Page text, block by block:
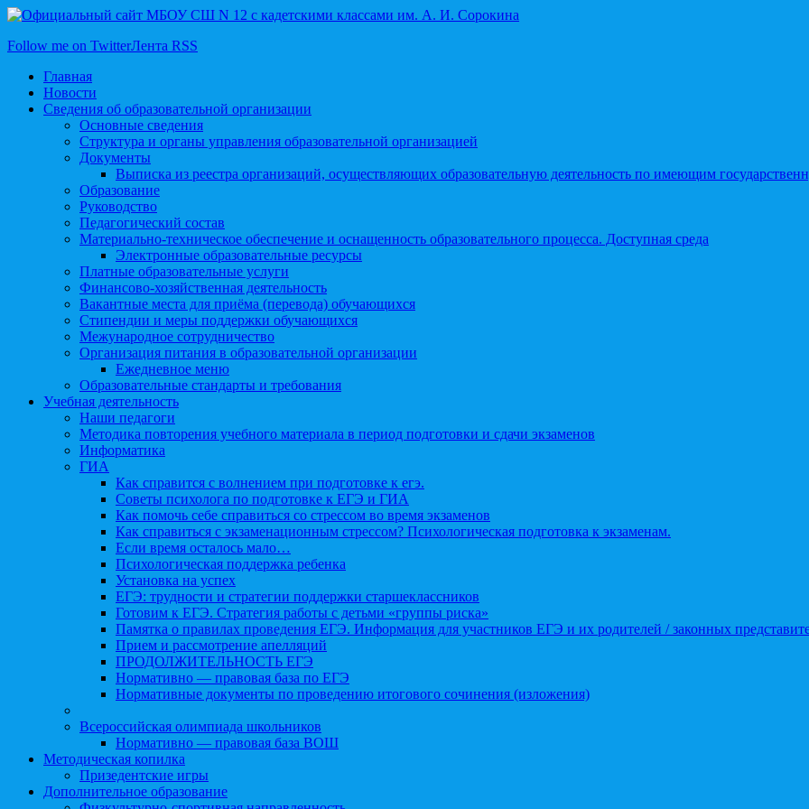
Follow me on TwitterЛента RSS
Главная
Новости
Сведения об образовательной организации
Основные сведения
Структура и органы управления образовательной организацией
Документы
Выписка из реестра организаций, осуществляющих образовательную деятельность по имеющим
Образование
Руководство
Педагогический состав
Материально-техническое обеспечение и оснащенность образовательного процесса. Доступная среда
Электронные образовательные ресурсы
Платные образовательные услуги
Финансово-хозяйственная деятельность
Вакантные места для приёма (перевода) обучающихся
Стипендии и меры поддержки обучающихся
Межународное сотрудничество
Организация питания в образовательной организации
Ежедневное меню
Образовательные стандарты и требования
Учебная деятельность
Наши педагоги
Методика повторения учебного материала в период подготовки и сдачи экзаменов
Информатика
ГИА
Как справится с волнением при подготовке к егэ.
Советы психолога по подготовке к ЕГЭ и ГИА
Как помочь себе справиться со стрессом во время экзаменов
Как справиться с экзаменационным стрессом? Психологическая подготовка к экзаменам.
Если время осталось мало…
Психологическая поддержка ребенка
Установка на успех
ЕГЭ: трудности и стратегии поддержки старшеклассников
Готовим к ЕГЭ. Стратегия работы с детьми «группы риска»
Памятка о правилах проведения ЕГЭ. Информация для участников ЕГЭ и их родителей / законных
Прием и рассмотрение апелляций
ПРОДОЛЖИТЕЛЬНОСТЬ ЕГЭ
Нормативно — правовая база по ЕГЭ
Нормативные документы по проведению итогового сочинения (изложения)
Всероссийская олимпиада школьников
Нормативно — правовая база ВОШ
Методическая копилка
Призедентские игры
Дополнительное образование